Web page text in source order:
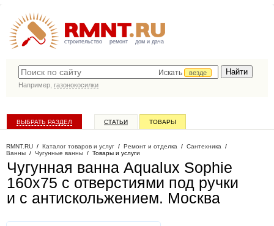
строительство ремонт дом и дача
Искать
везде
Например, газонокосилки
ВЫБРАТЬ РАЗДЕЛ СТАТЬИ ТОВАРЫ
RMNT.RU / Каталог товаров и услуг / Ремонт и отделка / Сантехника /
Ванны / Чугунные ванны / Товары и услуги
Чугунная ванна Aqualux Sophie
160x75 с отверстиями под ручки
и с антискольжением. Москва